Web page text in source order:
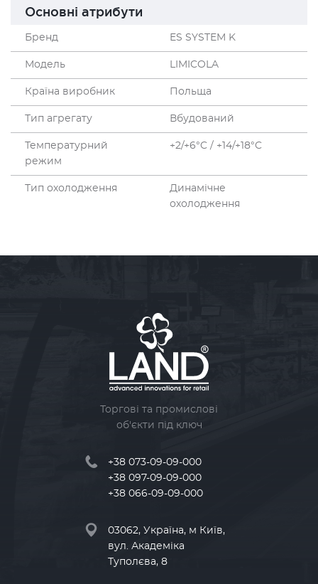
Основні атрибути
Бренд ES SYSTEM K
Модель LIMICOLA
Країна виробник Польща
Тип агрегату Вбудований
Температурний
режим
+2/+6°C / +14/+18°C
Тип охолодження
Динамічне
охолодження
Торгові та промислові
об'єкти під ключ
+38 073-09-09-000
+38 097-09-09-000
+38 066-09-09-000
03062, Україна, м Київ,
вул. Академіка
Туполєва, 8